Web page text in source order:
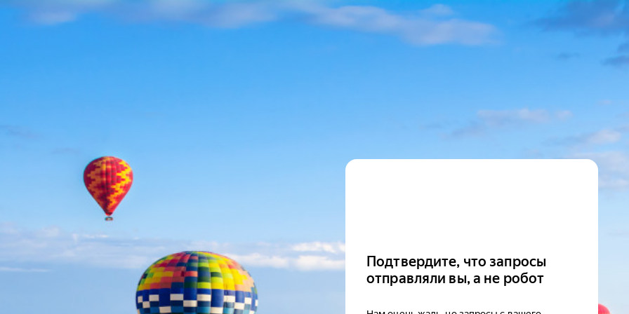
Подтвердите, что запросы
отправляли вы, а не робот